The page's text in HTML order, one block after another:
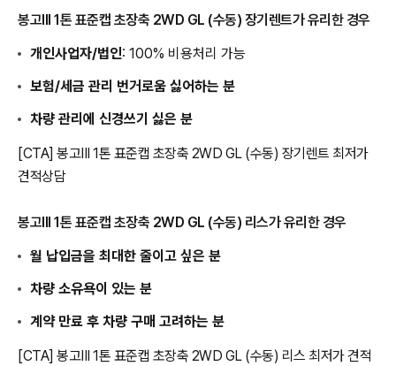
봉고III 1톤 표준캡 초장축 2WD GL (수동) 장기렌트가 유리한 경우
개인사업자/법인: 100% 비용처리 가능
보험/세금 관리 번거로움 싫어하는 분
차량 관리에 신경쓰기 싫은 분
[CTA] 봉고III 1톤 표준캡 초장축 2WD GL (수동) 장기렌트 최저가
견적상담
봉고III 1톤 표준캡 초장축 2WD GL (수동) 리스가 유리한 경우
월 납입금을 최대한 줄이고 싶은 분
차량 소유욕이 있는 분
계약 만료 후 차량 구매 고려하는 분
[CTA] 봉고III 1톤 표준캡 초장축 2WD GL (수동) 리스 최저가 견적